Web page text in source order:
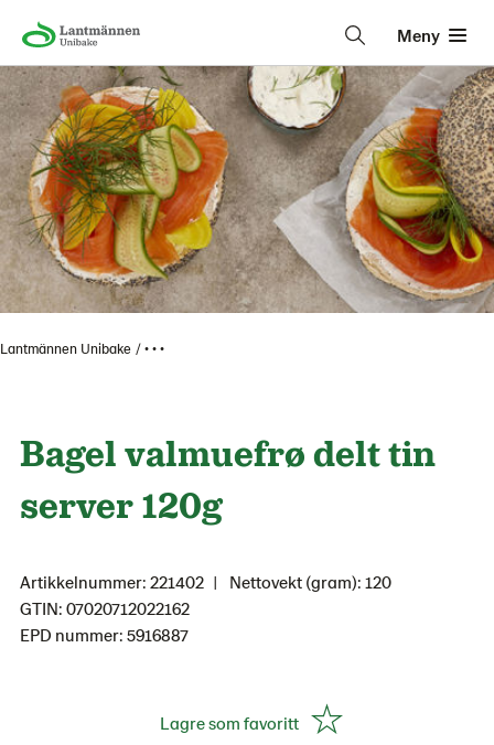
Meny
Lantmännen Unibake • • •
Bagel valmuefrø delt tin
server 120g
Artikkelnummer: 221402
Nettovekt (gram): 120
GTIN: 07020712022162
EPD nummer: 5916887
Lagre som favoritt